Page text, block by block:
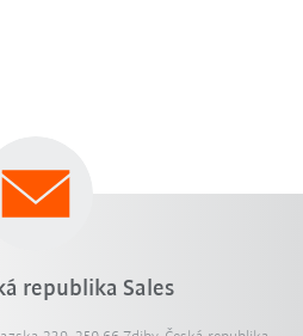
republika Sales